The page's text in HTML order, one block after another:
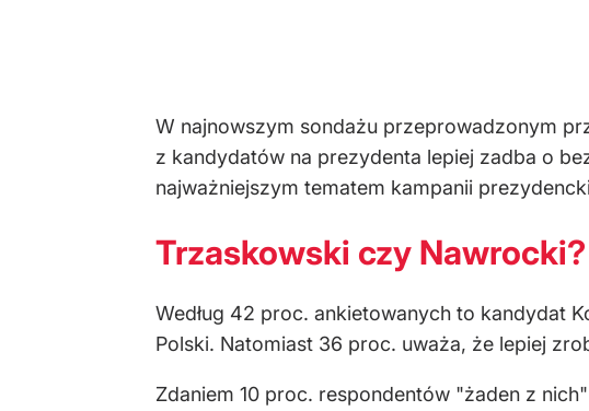
W najnowszym sondażu przeprowadzonym
z kandydatów na prezydenta lepiej zadba o
najważniejszym tematem kampanii
Trzaskowski czy
Według 42 proc. ankietowanych to kandydat
Polski. Natomiast 36 proc. uważa, że lepiej
Zdaniem 10 proc. respondentów "żaden z